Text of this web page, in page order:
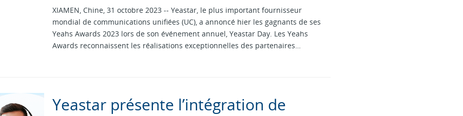
XIAMEN, Chine, 31 octobre 2023 -- Yeastar, le plus important fournisseur
mondial de communications unifiées (UC), a annoncé hier les gagnants de ses
Yeahs Awards 2023 lors de son événement annuel, Yeastar Day. Les Yeahs
Awards reconnaissent les réalisations exceptionnelles des partenaires…
Yeastar présente l’intégration de